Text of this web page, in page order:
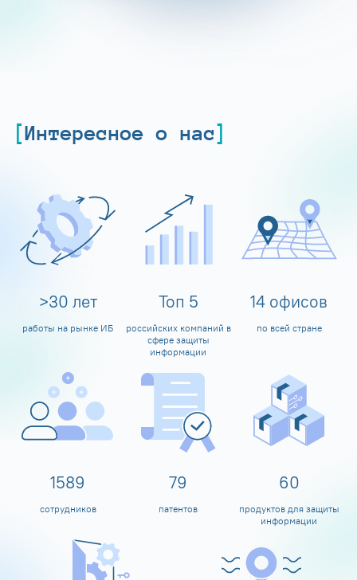
Интересное о нас
>30 лет
работы на рынке ИБ
Топ 5
российских компаний в
сфере защиты
информации
14 офисов
по всей стране
1600
сотрудников
80
патентов
60
продуктов для защиты
информации